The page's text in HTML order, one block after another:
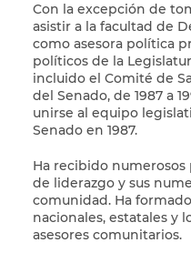
Con la excepción de
asistir a la facultad de
como asesora política
políticos de la
incluido el Comité de
del Senado, de 1987 a
unirse al equipo
Senado en 1987.
Ha recibido
de liderazgo y sus
comunidad. Ha
nacionales, estatales y
asesores comunitarios.